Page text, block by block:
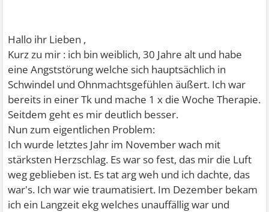
Hallo ihr Lieben ,
Kurz zu mir : ich bin weiblich, 30 Jahre alt und habe
eine Angststörung welche sich hauptsächlich in
Schwindel und Ohnmachtsgefühlen äußert. Ich war
bereits in einer Tk und mache 1 x die Woche Therapie.
Seitdem geht es mir deutlich besser.
Nun zum eigentlichen Problem:
Ich wurde letztes Jahr im November wach mit
stärksten Herzschlag. Es war so fest, das mir die Luft
weg geblieben ist. Es tat arg weh und ich dachte, das
war's. Ich war wie traumatisiert. Im Dezember bekam
ich ein Langzeit ekg welches unauffällig war und